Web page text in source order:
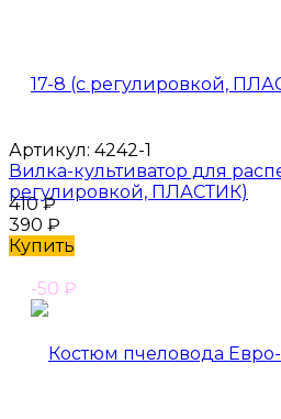
Артикул: 4242-1
Вилка-культиватор для
регулировкой, ПЛАСТИК)
410₽
390 ₽
Купить
-50 ₽